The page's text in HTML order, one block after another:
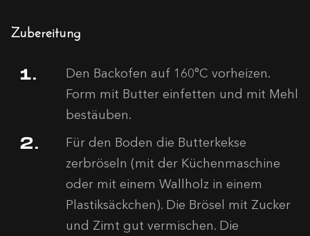
Zubereitung
Den Backofen auf 160°C vorheizen.
Form mit Butter einfetten und mit Mehl
bestäuben.
Für den Boden die Butterkekse
zerbröseln (mit der Küchenmaschine
oder mit einem Wallholz in einem
Plastiksäckchen). Die Brösel mit Zucker
und Zimt gut vermischen. Die